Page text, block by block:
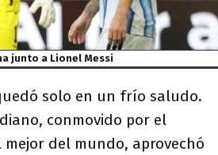
junto a Lionel Messi
solo en un frío saludo.
conmovido por el
del mundo, aprovechó